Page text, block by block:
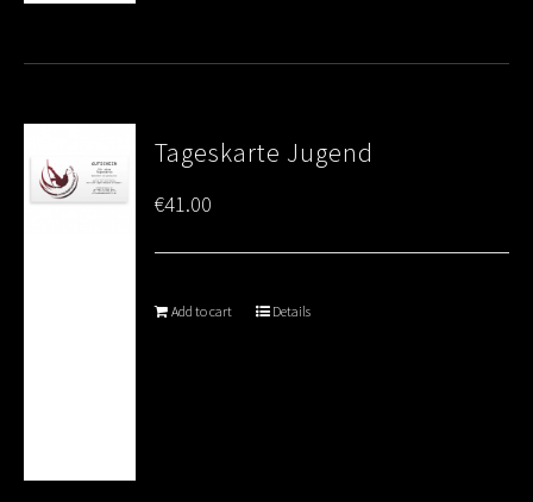
Tageskarte Jugend
€41.00
Add to cart Details